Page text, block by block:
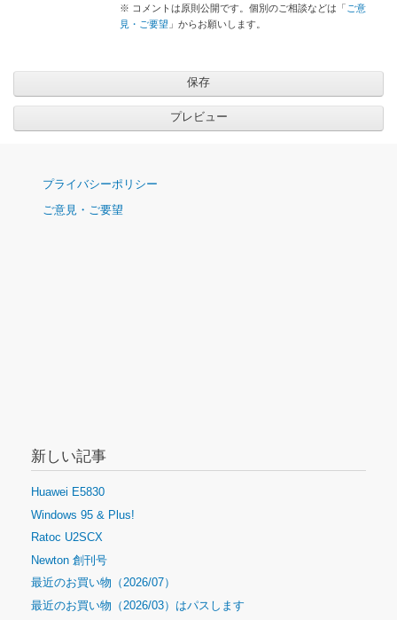
※ コメントは原則公開です。個別のご相談などは「 ご意
見・ご要望 」からお願いします。
ナ
ゲ
プライバシーポリシー
ご意見・ご要望
新しい記事
Huawei E5830
Windows 95 & Plus!
Ratoc U2SCX
Newton 創刊号
最近のお買い物（2026/07）
最近のお買い物（2026/03）はパスします